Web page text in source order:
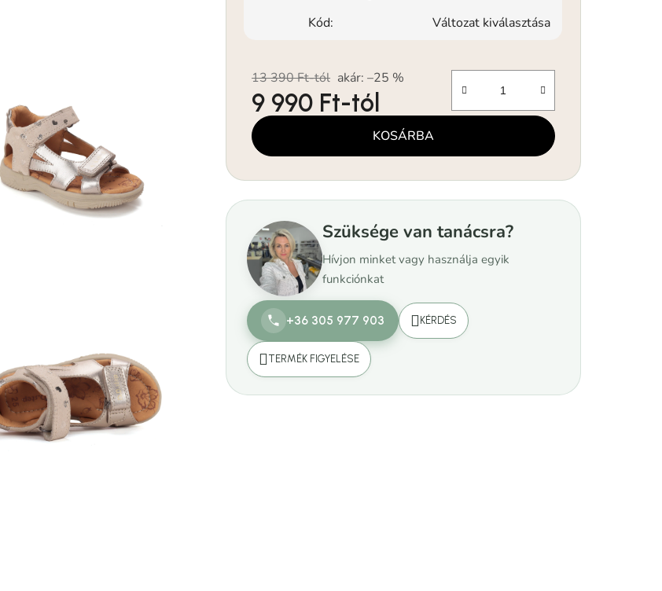
Kód: Változat kiválasztása
13 390 Ft-tól akár: –25 %
9 990 Ft-tól
Egységár: KOSÁRBA
Szüksége van tanácsra?
Hívjon minket vagy használja egyik
funkciónkat
+36 305 977 903 KÉRDÉS
TERMÉK FIGYELÉSE